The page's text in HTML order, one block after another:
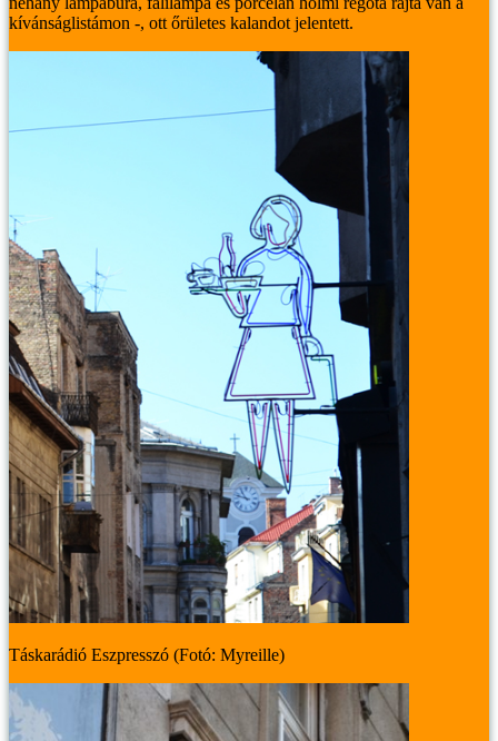
kívánságlistámon -, ott őrületes kalandot jelentett.
Táskarádió Eszpresszó (Fotó: Myreille)